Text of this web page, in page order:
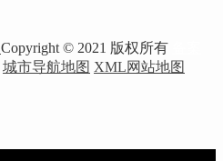
Copyright © 2021 版权所有
城市导航地图 XML网站地图